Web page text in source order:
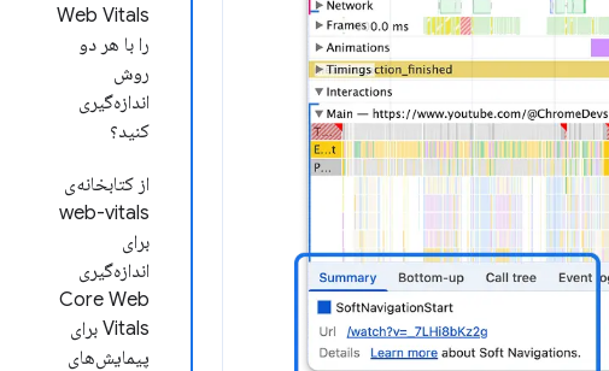
Web Vitals
را با هر دو
روش
اندازه‌گیری
کنید؟
از کتابخانه‌ی
web-vitals
برای
اندازه‌گیری
Core Web
Vitals برای
پیمایش‌های